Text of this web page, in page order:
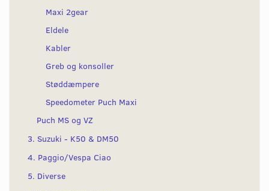
Maxi 2gear
Eldele
Kabler
Greb og konsoller
Støddæmpere
Speedometer Puch Maxi
Puch MS og VZ
3. Suzuki - K50 & DM50
4. Paggio/Vespa Ciao
5. Diverse